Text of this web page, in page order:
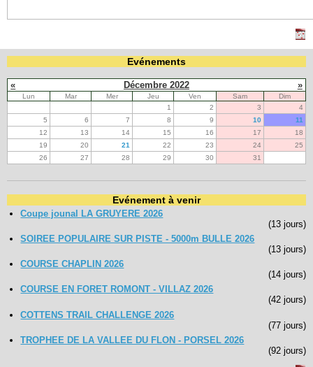
Evénements
« Décembre 2022 »
Lun Mar Mer Jeu Ven Sam
Dim
1
2 3
4
5
6 7 8 9 10
11
12
13 14 15 16 17
18
19
20 21 22 23 24
25
26
27 28 29 30 31
Evénement à venir
Coupe jounal LA GRUYERE 2026
(13 jours)
SOIREE POPULAIRE SUR PISTE - 5000m BULLE 2026
(13 jours)
COURSE CHAPLIN 2026
(14 jours)
COURSE EN FORET ROMONT - VILLAZ 2026
(42 jours)
COTTENS TRAIL CHALLENGE 2026
(77 jours)
TROPHEE DE LA VALLEE DU FLON - PORSEL 2026
(92 jours)